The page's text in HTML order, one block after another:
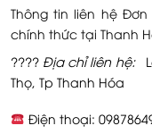
Thông tin liên hệ
chính thức tại Thanh
???? Địa chỉ liên hệ:
Thọ, Tp Thanh Hóa
Điện thoại: